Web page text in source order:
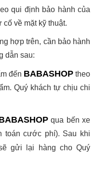
qui định bảo hành của
về mặt kỹ thuật.
hợp trên, cần bảo hành
dẫn sau:
đến BABASHOPtheo
Quý khách tự chịu chi
ASHOPqua bến xe
toán cước phí). Sau khi
gửi lại hàng cho Quý